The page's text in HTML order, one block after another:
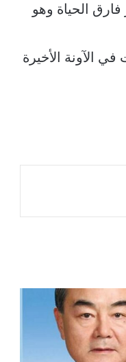
الحياة وهو
الآونة الأخيرة